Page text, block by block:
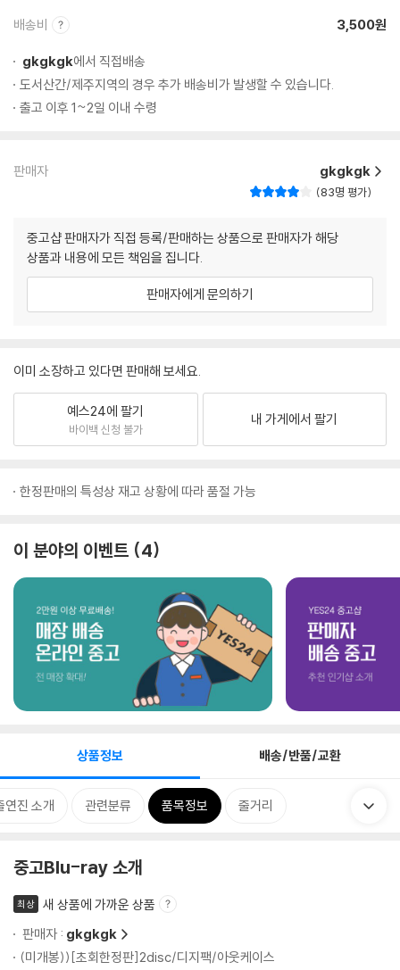
배송비 3,500원
gkgkgk에서 직접배송
도서산간/제주지역의 경우 추가 배송비가 발생할 수 있습니다.
출고 이후 1~2일 이내 수령
판매자 gkgkgk
83명 평가
중고샵 판매자가 직접 등록/판매하는 상품으로 판매자가 해당
상품과 내용에 모든 책임을 집니다.
판매자에게 문의하기
이미 소장하고 있다면 판매해 보세요.
예스24에 팔기
바이백 신청 불가
내 가게에서 팔기
한정판매의 특성상 재고 상황에 따라 품절 가능
이 분야의 이벤트 4
상품정보 배송/반품/교환
연진 소개 관련분류 품목정보 줄거리
중고Blu-ray 소개
최상
새 상품에 가까운 상품
판매자 : gkgkgk
(미개봉))[초회한정판]2disc/디지팩/아웃케이스